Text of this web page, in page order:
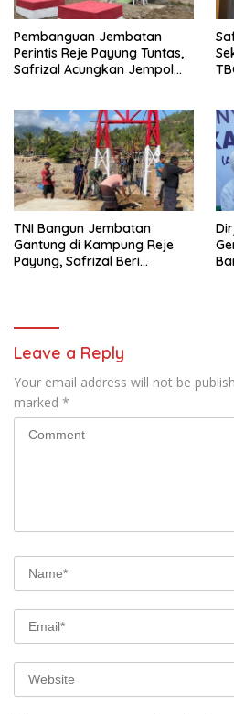
Pembanguan Jembatan
Perintis Reje Payung Tuntas,
Safrizal Acungkan Jempol
TNI Bangun Jembatan
Gantung di Kampung Reje
Payung, Safrizal Beri
Leave a Reply
Your email address will not be
marked *